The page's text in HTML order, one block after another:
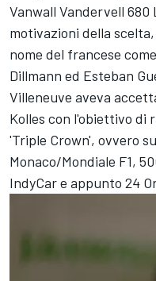
Vanwall Vandervell 680
motivazioni della
nome del francese
Dillmann ed Esteban
Villeneuve aveva
Kolles con l'obiettivo di
'Triple Crown', ovvero
Monaco/Mondiale F1,
IndyCar e appunto 24